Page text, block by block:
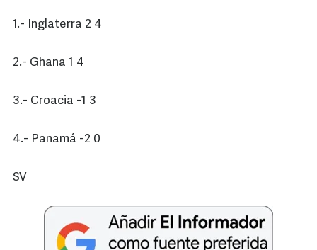
1.- Inglaterra 2 4
2.- Ghana 1 4
3.- Croacia -1 3
4.- Panamá -2 0
SV